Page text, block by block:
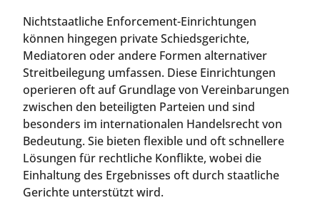
Nichtstaatliche Enforcement-Einrichtungen
können hingegen private Schiedsgerichte,
Mediatoren oder andere Formen alternativer
Streitbeilegung umfassen. Diese Einrichtungen
operieren oft auf Grundlage von Vereinbarungen
zwischen den beteiligten Parteien und sind
besonders im internationalen Handelsrecht von
Bedeutung. Sie bieten flexible und oft schnellere
Lösungen für rechtliche Konflikte, wobei die
Einhaltung des Ergebnisses oft durch staatliche
Gerichte unterstützt wird.